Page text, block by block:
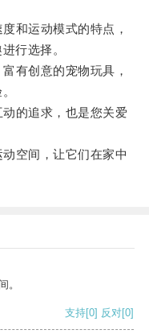
和运动模式的特点，
行选择。
有创意的宠物玩具，
的追求，也是您关爱
空间，让它们在家中
。
支持[0] 反对[0]